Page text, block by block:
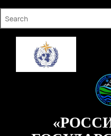
к
содержимому
S
r